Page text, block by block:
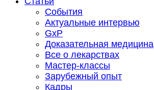
События
Актуальные интервью
GxP
Доказательная медицина
Все о лекарствах
Мастер-классы
Зарубежный опыт
Кадры